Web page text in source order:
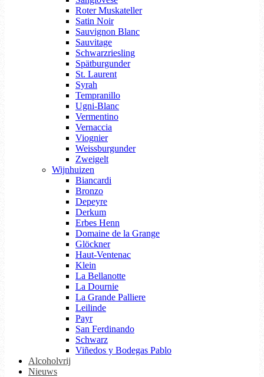
Roter Muskateller
Satin Noir
Sauvignon Blanc
Sauvitage
Schwarzriesling
Spätburgunder
St. Laurent
Syrah
Tempranillo
Ugni-Blanc
Vermentino
Vernaccia
Viognier
Weissburgunder
Zweigelt
Wijnhuizen
Biancardi
Bronzo
Depeyre
Derkum
Erbes Henn
Domaine de la Grange
Glöckner
Haut-Ventenac
Klein
La Bellanotte
La Dournie
La Grande Palliere
Leilinde
Payr
San Ferdinando
Schwarz
Viñedos y Bodegas Pablo
Alcoholvrij
Nieuws